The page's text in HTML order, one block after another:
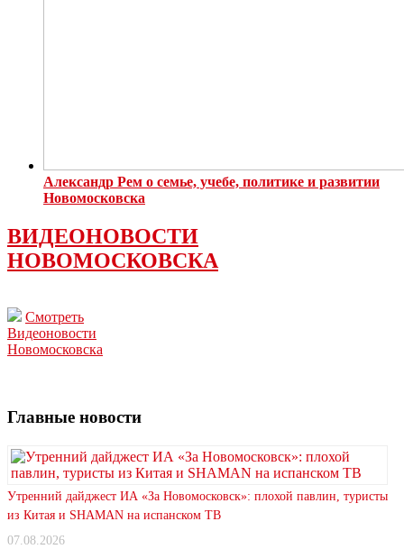
Александр Рем о семье, учебе, политике и развитии
Новомосковска
ВИДЕОНОВОСТИ
НОВОМОСКОВСКА
Смотреть
Видеоновости
Новомосковска
Главные новости
Утренний дайджест ИА «За Новомосковск»: плохой павлин, туристы
из Китая и SHAMAN на испанском ТВ
07.08.2026